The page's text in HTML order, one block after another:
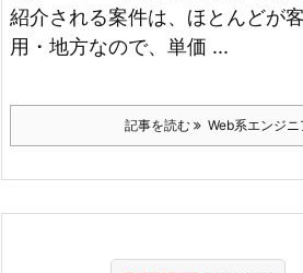
紹介される案件は、ほとんどが
用 ・地方なので、単価 ...
記事を読む Web系エンジ